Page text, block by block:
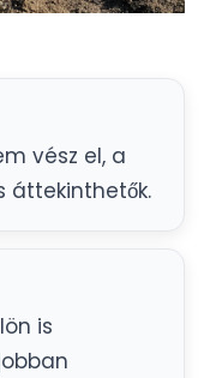
vész el, a
áttekinthetők.
is